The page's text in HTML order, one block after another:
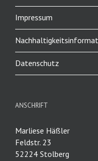
Impressum
Datenschutz
ANSCHRIFT
Marliese Häßler
Feldstr. 23
52224 Stolberg